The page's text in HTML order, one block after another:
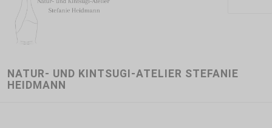
NATUR- UND KINTSUGI-ATELIER STEFANIE
HEIDMANN